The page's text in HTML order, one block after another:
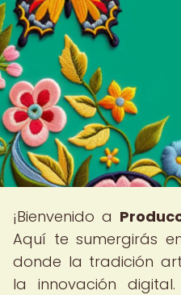
¡Bienvenido a
Aquí te sumergirás
donde la tradición
la innovación